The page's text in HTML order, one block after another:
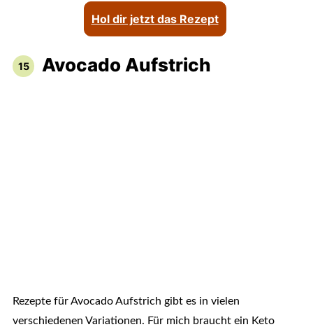
Hol dir jetzt das Rezept
Avocado Aufstrich
Rezepte für Avocado Aufstrich gibt es in vielen
verschiedenen Variationen. Für mich braucht ein Keto